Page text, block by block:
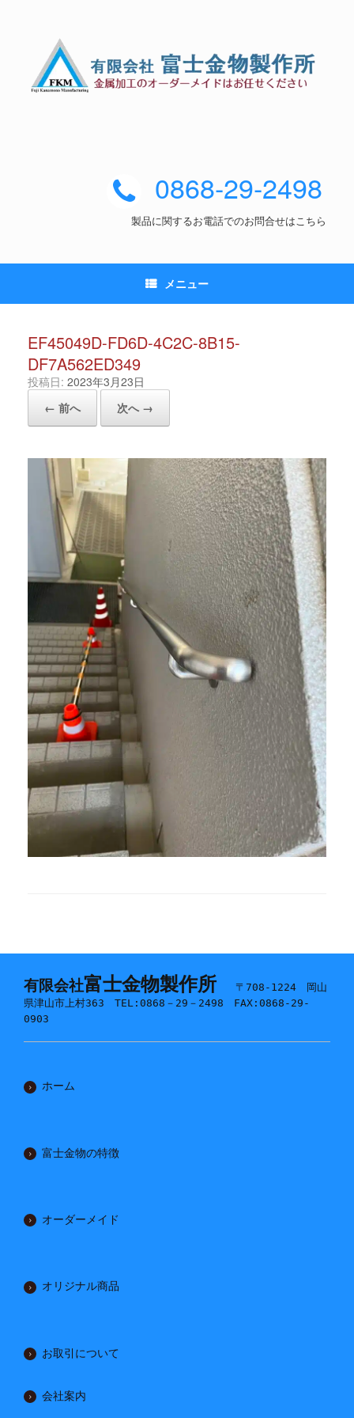
0868-29-2498
製品に関するお電話でのお問合せはこちら
メニュー
EF45049D-FD6D-4C2C-8B15-
DF7A562ED349
投稿日: 2023年3月23日
← 前へ
次へ →
有限会社富士金物製作所
〒708-1224 岡山
県津山市上村363 TEL:0868－29－2498 FAX:0868-29-
0903
ホーム
富士金物の特徴
オーダーメイド
オリジナル商品
お取引について
会社案内